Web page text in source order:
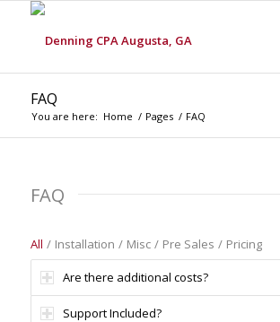
FAQ
You are here: Home / Pages / FAQ
FAQ
All / Installation / Misc / Pre Sales / Pricing
Are there additional costs?
Support Included?